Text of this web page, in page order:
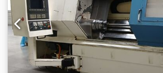
identical STAR 32T Swiss-type
available.